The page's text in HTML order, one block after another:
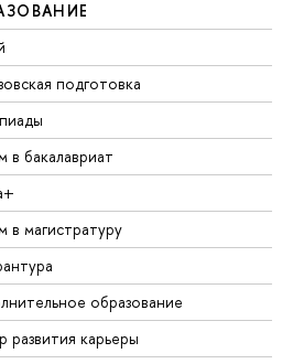
подготовка
в бакалавриат
в магистратуру
образование
развития карьеры